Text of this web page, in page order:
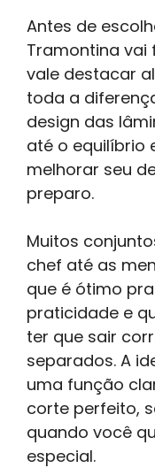
Antes de
Tramontina vai
vale destacar
toda a
design das
até o equilíbrio
melhorar seu
preparo.
Muitos
chef até as
que é ótimo
praticidade e
ter que sair
separados. A
uma função
corte perfeito,
quando você
especial.